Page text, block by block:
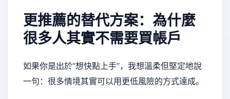
更推薦的替代方案：為什麼
很多人其實不需要買帳戶
如果你是出於“想快點上手”，我想溫柔但堅定地說
一句：很多情境其實可以用更低風險的方式達成。